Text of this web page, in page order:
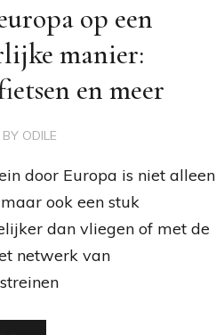
op een
manier:
en meer
BY ODILE
door Europa is niet alleen
ook een stuk
dan vliegen of met de
netwerk van